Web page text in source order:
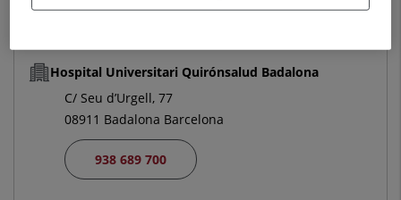
932 906 200
Hospital Universitari Quirónsalud Badalona
C/ Seu d’Urgell, 77
08911 Badalona Barcelona
938 689 700